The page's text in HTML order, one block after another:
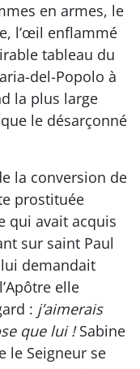
en armes, le
l’œil enflammé
tableau du
del-Popolo à
la plus large
le désarçonné
la conversion de
prostituée
qui avait acquis
sur saint Paul
demandait
elle
: j’aimerais
que lui !Sabine
le Seigneur se